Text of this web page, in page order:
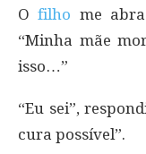
Ofilho me
“Minha mãe
isso…”
“Eu sei”,
cura possível”.